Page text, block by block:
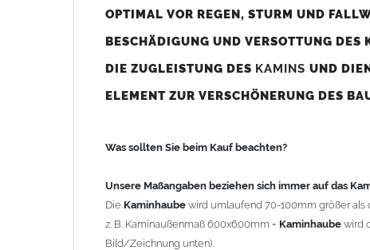
Standardbohrungen?
Bohrungen nicht passen dann bitte"ohne"Bohrungen
bis 500mm Kaminbreite: Abstand vom Kaminrand
ab 1000mm Kaminbreite: Abstand vom Kaminrand
Befestigung/Stützen
Kaminhaubewird inkl.Edelstahl
OPTIMAL VOR REGEN, STURM UND
BESCHÄDIGUNG UND VERSOTTUNG DES
DIE ZUGLEISTUNG DES KAMINS UND
ELEMENT ZUR VERSCHÖNERUNG DES
Was sollten Sie beim Kauf beachten?
Unsere Maßangaben beziehen sich immer auf das
Die Kaminhaube wird umlaufend 70-100mm größer als
z. B. Kaminaußenmaß 600x600mm = Kaminhaube wird
Bild/Zeichnung unten).